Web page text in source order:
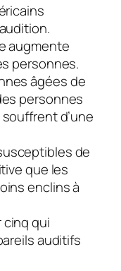
augmente
personnes.
âgées de
personnes
d’une
de
que les
enclins à
qui
auditifs